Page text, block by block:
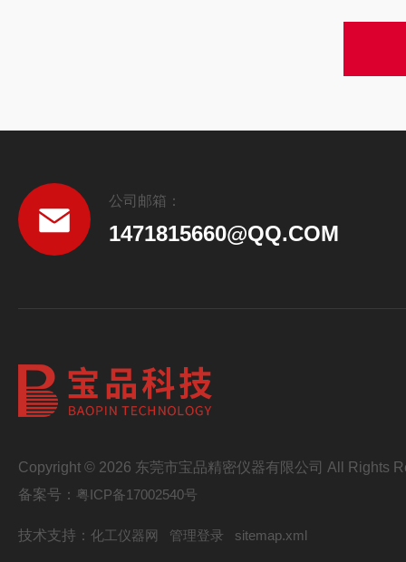
公司邮箱：
1471815660@QQ.COM
Copyright © 2026 东莞市宝品精密仪器有限公司 All Rights
备案号： 粤ICP备17002540号
技术支持： 化工仪器网 管理登录 sitemap.xml